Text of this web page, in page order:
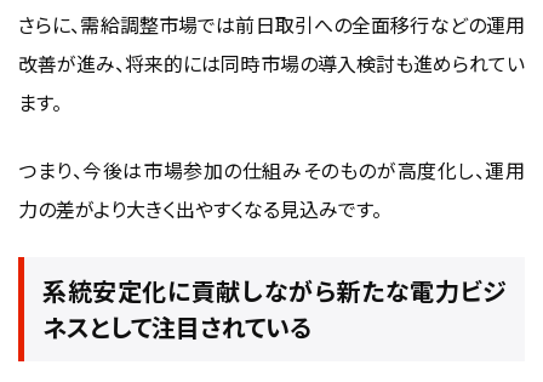
さらに、需給調整市場では前日取引への全面移行などの運用
改善が進み、将来的には同時市場の導入検討も進められてい
ます。
つまり、今後は市場参加の仕組みそのものが高度化し、運用
力の差がより大きく出やすくなる見込みです。
系統安定化に貢献しながら新たな電力ビジ
ネスとして注目されている